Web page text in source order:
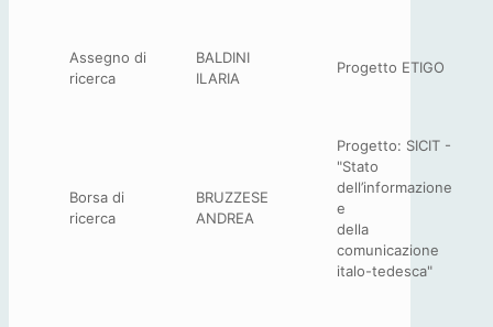
Assegno di
ricerca
BALDINI
ILARIA
Progetto ETIGO
Borsa di
ricerca
BRUZZESE
ANDREA
Progetto: SICIT -
"Stato
dell’informazione
e
della
comunicazione
italo-tedesca"